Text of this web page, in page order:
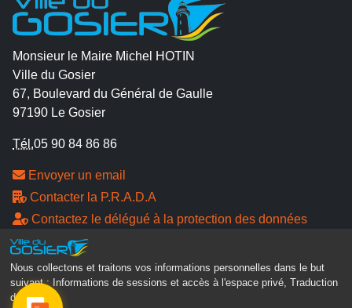
Nous collectons et traitons vos informations personnelles dans le but
suivant :
Informations de sessions et accès à l'espace privé, Traduction
des pages .
Monsieur le Maire Michel HOTIN
Ville du Gosier
67, Boulevard du Général de Gaulle
97190 Le Gosier
Tél.05 90 84 86 86
Envoyer un email
Contacter la P.R.A.D.A
Contactez le délégué à la protection des données
personnelles - D.P.O
Suivez-nous